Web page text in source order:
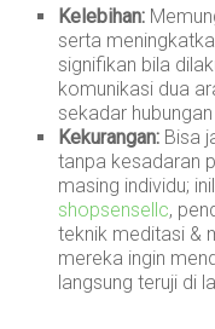
Kelebihan:
serta
signifikan bila
komunikasi dua
sekadar
Kekurangan: Bisa
tanpa kesadaran
masing individu;
shopsensellc,
teknik meditasi &
mereka ingin
langsung teruji di